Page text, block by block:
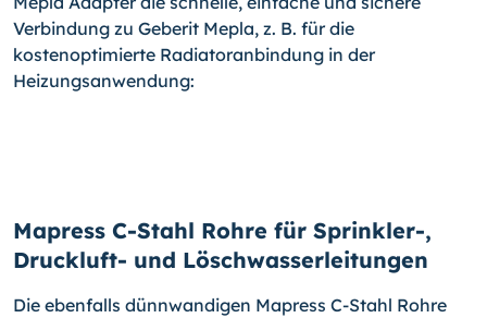
Verbindung zu Geberit Mepla, z. B. für die
kostenoptimierte Radiatoranbindung in der
Heizungsanwendung:
Mapress C-Stahl Rohre für Sprinkler-,
Druckluft- und Löschwasserleitungen
Die ebenfalls dünnwandigen Mapress C-Stahl Rohre